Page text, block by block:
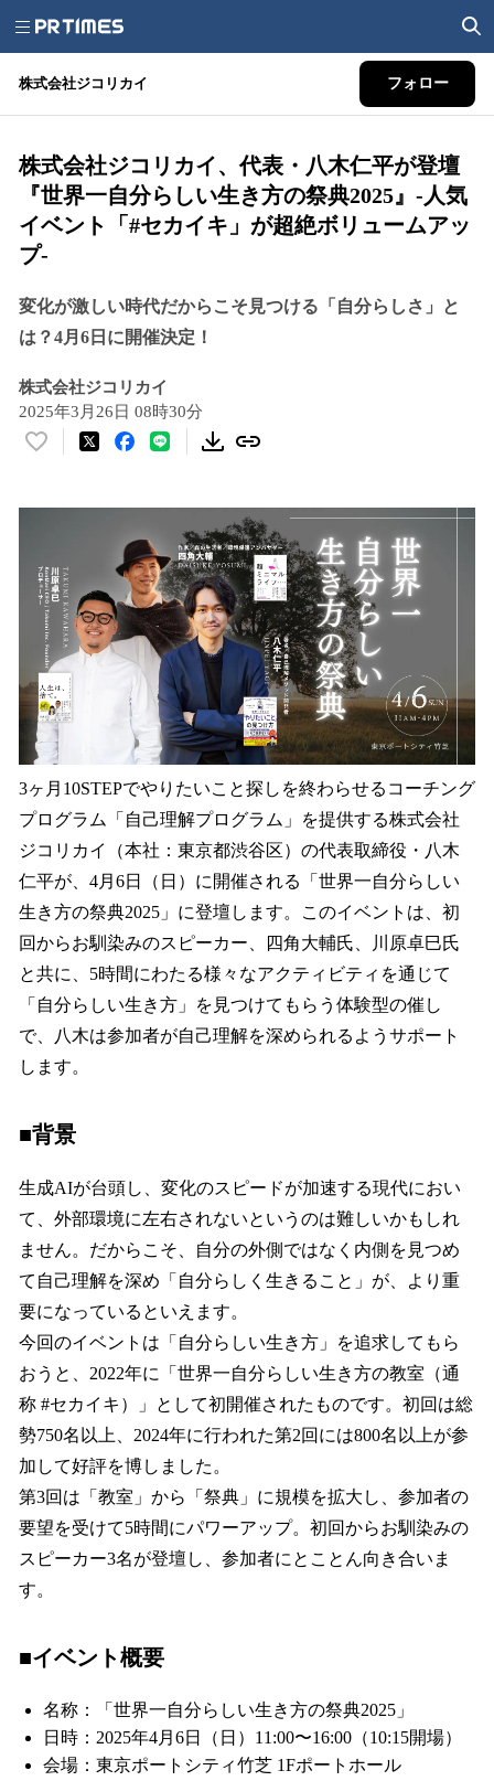
株式会社ジコリカイ フォロー
株式会社ジコリカイ、代表・八木仁平が登壇
『世界一自分らしい生き方の祭典2025』-人気
イベント「#セカイキ」が超絶ボリュームアッ
プ-
変化が激しい時代だからこそ見つける「自分らしさ」と
は？4月6日に開催決定！
株式会社ジコリカイ
2025年3月26日 08時30分
い
を
読
み
込
み
中
で
す
3ヶ月10STEPでやりたいこと探しを終わらせるコーチング
プログラム「自己理解プログラム」を提供する株式会社
ジコリカイ（本社：東京都渋谷区）の代表取締役・八木
仁平が、4月6日（日）に開催される「世界一自分らしい
生き方の祭典2025」に登壇します。このイベントは、初
回からお馴染みのスピーカー、四角大輔氏、川原卓巳氏
と共に、5時間にわたる様々なアクティビティを通じて
「自分らしい生き方」を見つけてもらう体験型の催し
で、八木は参加者が自己理解を深められるようサポート
します。
■背景
生成AIが台頭し、変化のスピードが加速する現代におい
て、外部環境に左右されないというのは難しいかもしれ
ません。だからこそ、自分の外側ではなく内側を見つめ
て自己理解を深め「自分らしく生きること」が、より重
要になっているといえます。
今回のイベントは「自分らしい生き方」を追求してもら
おうと、2022年に「世界一自分らしい生き方の教室（通
称 #セカイキ）」として初開催されたものです。初回は総
勢750名以上、2024年に行われた第2回には800名以上が参
加して好評を博しました。
第3回は「教室」から「祭典」に規模を拡大し、参加者の
要望を受けて5時間にパワーアップ。初回からお馴染みの
スピーカー3名が登壇し、参加者にとことん向き合いま
す。
■イベント概要
名称：「世界一自分らしい生き方の祭典2025」
日時：2025年4月6日（日）11:00〜16:00（10:15開場）
会場：東京ポートシティ竹芝 1Fポートホール